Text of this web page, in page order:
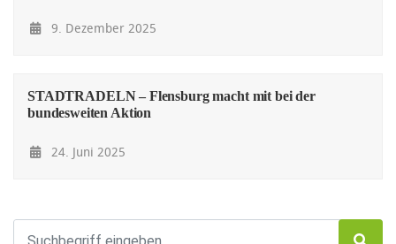
9. Dezember 2025
STADTRADELN – Flensburg macht mit bei der
bundesweiten Aktion
24. Juni 2025